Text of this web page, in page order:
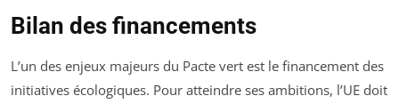
Bilan des financements
L’un des enjeux majeurs du Pacte vert est le financement des
initiatives écologiques. Pour atteindre ses ambitions, l’UE doit